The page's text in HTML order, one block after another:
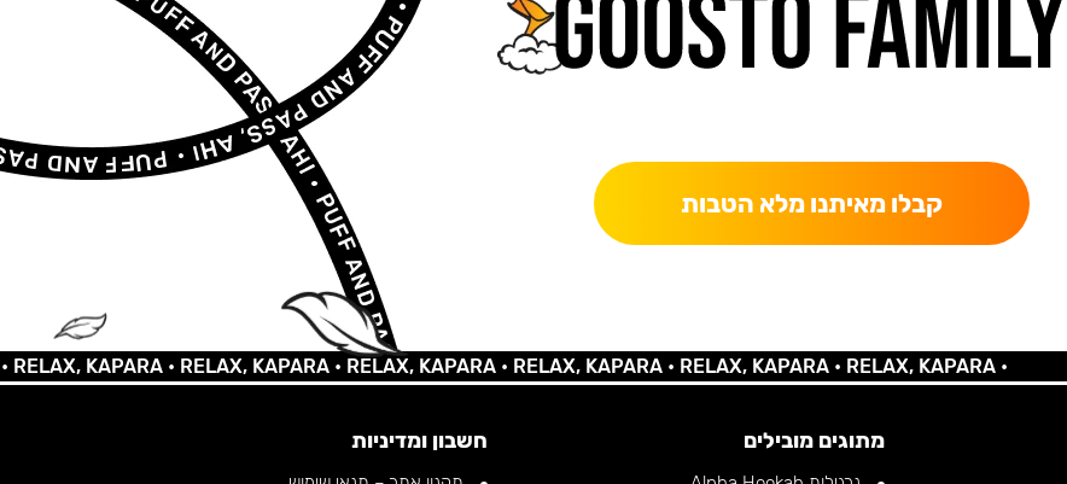
קבלו מאיתנו מלא הטבות
KAPARA •RELAX, KAPARA •RELAX, KAPARA •RELAX, KAPARA •RELAX, KAPARA •RELAX, KAPARA •
מתוגים מובילים חשבון ומדיניות